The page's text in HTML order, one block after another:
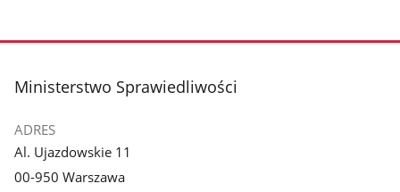
stopka
Ministerstwo Sprawiedliwości
ADRES
Al. Ujazdowskie 11
00-950 Warszawa